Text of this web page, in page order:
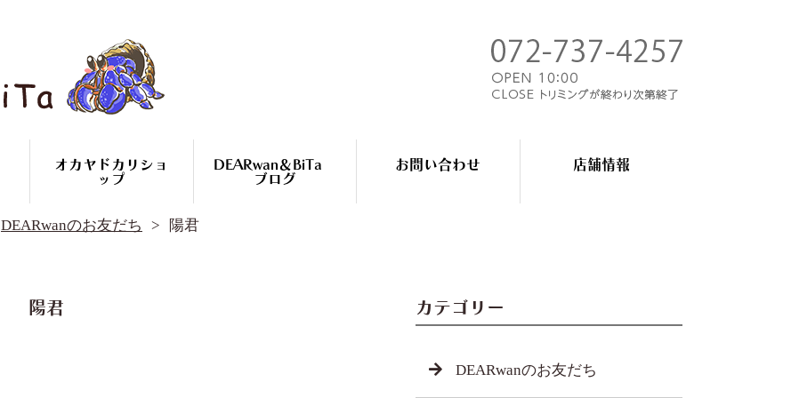
オカヤドカリショ
ップ
DEARwan＆BiTa
ブログ
お問い合わせ 店舗情報
DEARwan＆BiTa ブログ
DEARwanのお友だち 陽君
陽君 カテゴリー
DEARwanのお友だち